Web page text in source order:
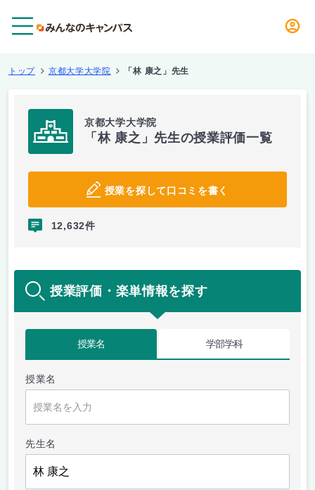
トップ 京都大学大学院 「林 康之」先生
京都大学大学院
「林 康之」先生の授業評価一覧
授業を探して口コミを書く
12,632件
授業評価・楽単情報を探す
授業名 学部学科
授業名
先生名